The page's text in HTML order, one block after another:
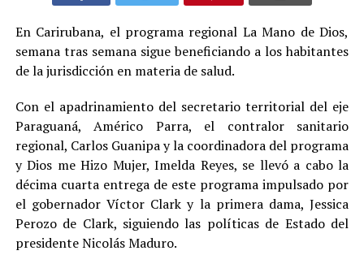
En Carirubana, el programa regional La Mano de Dios,
semana tras semana sigue beneficiando a los habitantes
de la jurisdicción en materia de salud.
Con el apadrinamiento del secretario territorial del eje
Paraguaná, Américo Parra, el contralor sanitario
regional, Carlos Guanipa y la coordinadora del programa
y Dios me Hizo Mujer, Imelda Reyes, se llevó a cabo la
décima cuarta entrega de este programa impulsado por
el gobernador Víctor Clark y la primera dama, Jessica
Perozo de Clark, siguiendo las políticas de Estado del
presidente Nicolás Maduro.